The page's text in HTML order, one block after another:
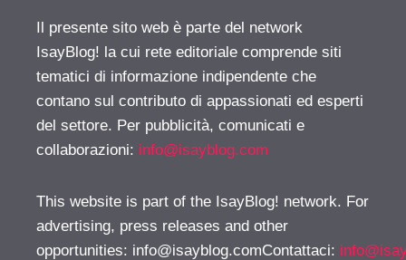
Il presente sito web è parte del network
IsayBlog! la cui rete editoriale comprende siti
tematici di informazione indipendente che
contano sul contributo di appassionati ed esperti
del settore. Per pubblicità, comunicati e
collaborazioni: info@isayblog.com
This website is part of the IsayBlog! network. For
advertising, press releases and other
opportunities: info@isayblog.comContattaci: